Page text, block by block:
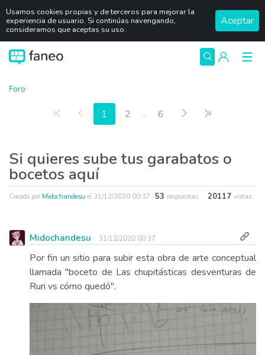
Usamos cookies propias y de terceros para mejorar la
experiencia de usuario. Si continúas navengando,
consideramos que aceptas su uso.
Aceptar
Foro
Primera página
Anterior
1 2 ... 6 Siguiente
Si quieres sube tus garabatos o
bocetos aquí
Creado por Midochandesu el 31/12/2020 00:37 53 respuestas 20117 vistas
Midochandesu 31/12/2020 00:37
Por fin un sitio para subir esta obra de arte conceptual
llamada "boceto de Las chupitásticas desventuras de
Ruri vs cómo quedó".